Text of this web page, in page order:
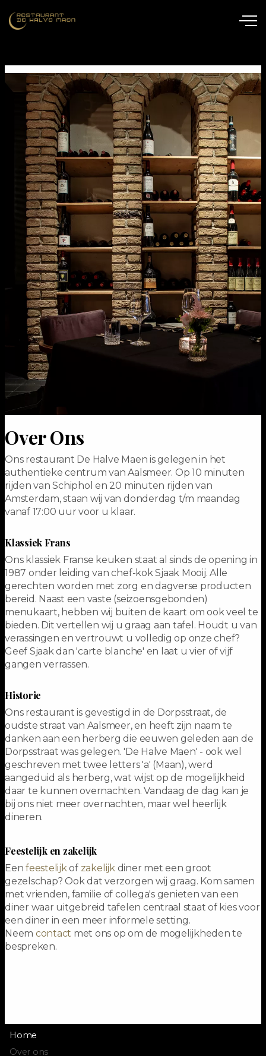
Over Ons
Ons restaurant De Halve Maen is gelegen in het
authentieke centrum van Aalsmeer. Op 10 minuten
rijden van Schiphol en 20 minuten rijden van
Amsterdam, staan wij van donderdag t/m maandag
vanaf 17:00 uur voor u klaar.
Klassiek Frans
Ons klassiek Franse keuken staat al sinds de opening in
1987 onder leiding van chef-kok Sjaak Mooij. Alle
gerechten worden met zorg en dagverse producten
bereid. Naast een vaste (seizoensgebonden)
menukaart, hebben wij buiten de kaart om ook veel te
bieden. Dit vertellen wij u graag aan tafel. Houdt u van
verassingen en vertrouwt u volledig op onze chef?
Geef Sjaak dan 'carte blanche' en laat u vier of vijf
gangen verrassen.
Historie
Ons restaurant is gevestigd in de Dorpsstraat, de
oudste straat van Aalsmeer, en heeft zijn naam te
danken aan een herberg die eeuwen geleden aan de
Dorpsstraat was gelegen. 'De Halve Maen' - ook wel
geschreven met twee letters 'a' (Maan), werd
aangeduid als herberg, wat wijst op de mogelijkheid
daar te kunnen overnachten. Vandaag de dag kan je
bij ons niet meer overnachten, maar wel heerlijk
dineren.
Feestelijk en zakelijk
Een feestelijkof zakelijkdiner met een groot
gezelschap? Ook dat verzorgen wij graag. Kom samen
met vrienden, familie of collega's genieten van een
diner waar uitgebreid tafelen centraal staat of kies voor
een diner in een meer informele setting.
Neem contact met ons op om de mogelijkheden te
bespreken.
Home
Over ons